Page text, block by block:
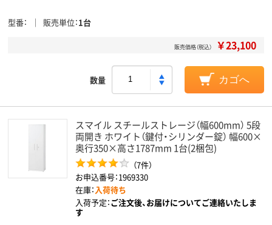
型番 販売単位 1台
販売価格（税込） ￥23,100
数量 カゴへ
スマイル スチールストレージ（幅600mm） 5段
両開き ホワイト（鍵付・シリンダー錠） 幅600×
奥行350×高さ1787mm 1台(2梱包)
（7件）
お申込番号：1969330
在庫：入荷待ち
入荷予定：ご注文後、お届けについてご連絡いたしま
す